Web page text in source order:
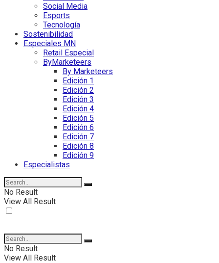
Social Media
Esports
Tecnología
Sostenibilidad
Especiales MN
Retail Especial
ByMarketeers
By Marketeers
Edición 1
Edición 2
Edición 3
Edición 4
Edición 5
Edición 6
Edición 7
Edición 8
Edición 9
Especialistas
No Result
View All Result
No Result
View All Result